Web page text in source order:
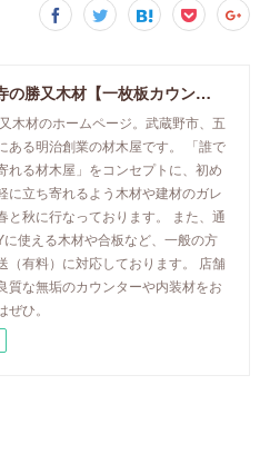
東京・吉祥寺の勝又木材【一枚板カウンター】
木材のホームページ。武蔵野市、五
ある明治創業の材木屋です。 「誰で
れる材木屋」をコンセプトに、初め
に立ち寄れるよう木材や建材のガレ
と秋に行なっております。 また、通
使える木材や合板など、一般の方
（有料）に対応しております。 店舗
質な無垢のカウンターや内装材をお
ひ。